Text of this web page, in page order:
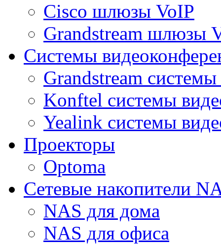
Cisco шлюзы VoIP
Grandstream шлюзы
Системы
Grandstream
Konftel системы
Yealink системы
Проекторы
Optoma
Сетевые накопители
NAS для дома
NAS для офиса